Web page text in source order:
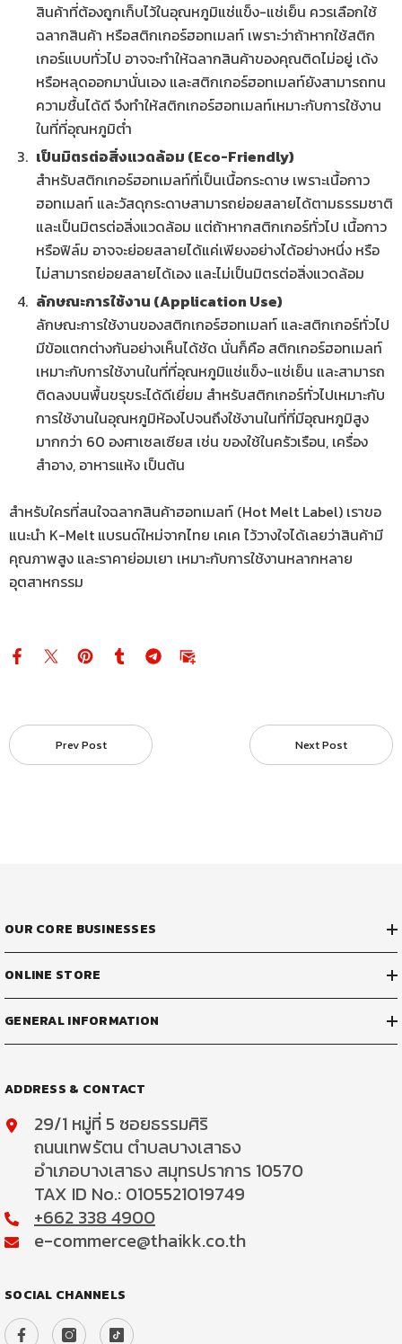
สินค้าที่ต้องถูกเก็บไว้ในอุณหภูมิแช่แข็ง-แช่เย็น ควรเลือกใช้
ฉลากสินค้า หรือสติกเกอร์ฮอทเมลท์ เพราะว่าถ้าหากใช้สติก
เกอร์แบบทั่วไป อาจจะทำให้ฉลากสินค้าของคุณติดไม่อยู่ เด้ง
หรือหลุดออกมานั่นเอง และสติกเกอร์ฮอทเมลท์ยังสามารถทน
ความชื้นได้ดี จึงทำให้สติกเกอร์ฮอทเมลท์เหมาะกับการใช้งาน
ในที่ที่อุณหภูมิต่ำ
เป็นมิตรต่อสิ่งแวดล้อม (Eco-Friendly)
สำหรับสติกเกอร์ฮอทเมลท์ที่เป็นเนื้อกระดาษ เพราะเนื้อกาว
ฮอทเมลท์ และวัสดุกระดาษสามารถย่อยสลายได้ตามธรรมชาติ
และเป็นมิตรต่อสิ่งแวดล้อม แต่ถ้าหากสติกเกอร์ทั่วไป เนื้อกาว
หรือฟิล์ม อาจจะย่อยสลายได้แค่เพียงอย่างได้อย่างหนึ่ง หรือ
ไม่สามารถย่อยสลายได้เอง และไม่เป็นมิตรต่อสิ่งแวดล้อม
ลักษณะการใช้งาน (Application Use)
ลักษณะการใช้งานของสติกเกอร์ฮอทเมลท์ และสติกเกอร์ทั่วไป
มีข้อแตกต่างกันอย่างเห็นได้ชัด นั่นก็คือ สติกเกอร์ฮอทเมลท์
เหมาะกับการใช้งานในที่ที่อุณหภูมิแช่แข็ง-แช่เย็น และสามารถ
ติดลงบนพื้นขรุขระได้ดีเยี่ยม สำหรับสติกเกอร์ทั่วไปเหมาะกับ
การใช้งานในอุณหภูมิห้องไปจนถึงใช้งานในที่ที่มีอุณหภูมิสูง
มากกว่า 60 องศาเซลเซียส เช่น ของใช้ในครัวเรือน, เครื่อง
สำอาง, อาหารแห้ง เป็นต้น
สำหรับใครที่สนใจฉลากสินค้าฮอทเมลท์ (Hot Melt Label) เราขอ
แนะนำ K-Melt แบรนด์ใหม่จากไทย เคเค ไว้วางใจได้เลยว่าสินค้ามี
คุณภาพสูง และราคาย่อมเยา เหมาะกับการใช้งานหลากหลาย
อุตสาหกรรม
Prev Post Next Post
OUR CORE BUSINESSES
ONLINE STORE
GENERAL INFORMATION
ADDRESS & CONTACT
29/1 หมู่ที่ 5 ซอยธรรมศิริ
ถนนเทพรัตน ตำบลบางเสาธง
อำเภอบางเสาธง สมุทรปราการ 10570
TAX ID No.: 0105521019749
+662 338 4900
e-commerce@thaikk.co.th
SOCIAL CHANNELS